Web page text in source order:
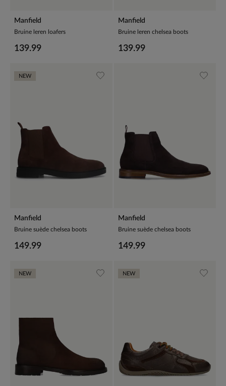
Manfield
Bruine leren loafers
139.99
Manfield
Bruine leren chelsea boots
139.99
Manfield
Bruine suède chelsea boots
149.99
NEW
Manfield
Bruine suède chelsea boots
149.99
NEW NEW